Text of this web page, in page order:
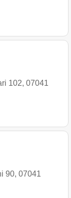
102, 07041
90, 07041